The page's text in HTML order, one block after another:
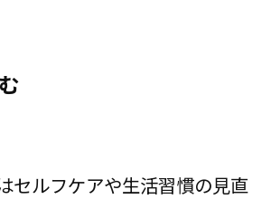
セルフケアや生活習慣の見直